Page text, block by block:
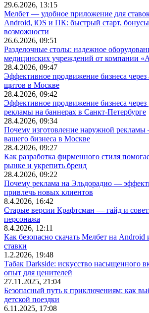
29.6.2026, 13:15
Мелбет — удобное приложение для
Android, iOS и ПК: быстрый старт,
возможности
26.6.2026, 09:51
Разделочные столы: надежное
медицинских учреждений от
28.4.2026, 09:47
Эффективное продвижение бизнеса
щитов в Москве
28.4.2026, 09:42
Эффективное продвижение бизнеса
рекламы на баннерах в Санкт-Петербурге
28.4.2026, 09:34
Почему изготовление наружной
вашего бизнеса в Москве
28.4.2026, 09:27
Как разработка фирменного стиля
рынке и укрепить бренд
28.4.2026, 09:22
Почему реклама на Эльдорадио —
привлечь новых клиентов
8.4.2026, 16:42
Старые версии Крафтсман — гайд и
персонажа
8.4.2026, 12:11
Как безопасно скачать Мелбет на Android
ставки
1.2.2026, 19:48
Табак Darkside: искусство насыщенного
опыт для ценителей
27.11.2025, 21:04
Безопасный путь к приключениям: как
детской поездки
6.11.2025, 17:08